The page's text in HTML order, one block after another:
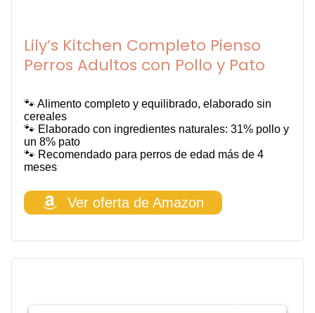
Lily’s Kitchen Completo Pienso
Perros Adultos con Pollo y Pato
🐾 Alimento completo y equilibrado, elaborado sin
cereales
🐾 Elaborado con ingredientes naturales: 31% pollo y
un 8% pato
🐾 Recomendado para perros de edad más de 4
meses
Ver oferta de Amazon